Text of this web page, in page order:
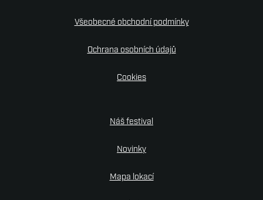
Všeobecné obchodní podmínky
Ochrana osobních údajů
Cookies
Náš festival
Novinky
Mapa lokací